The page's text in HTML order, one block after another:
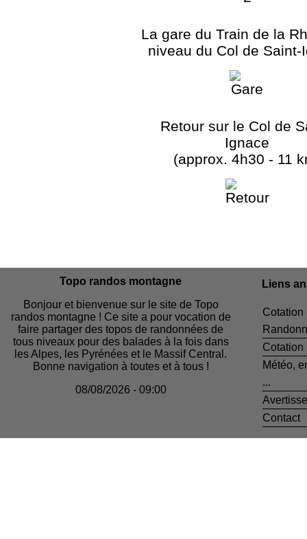
La gare du Train de la
niveau du Col de Saint-
Retour sur le Col de
Ignace
(approx. 4h30 - 11
Topo randos montagne
Bonjour et bienvenue sur le site de Topo
randos montagne ! Ce site a pour vocation de
faire partager des topos de randonnées de
tous niveaux pour des balades à la fois dans
les Alpes, les Pyrénées et le Massif Central.
Bonne navigation à toutes et à tous !
08/08/2026 - 09:00
Liens
Cotation
Cotation
Météo,
...
Contact